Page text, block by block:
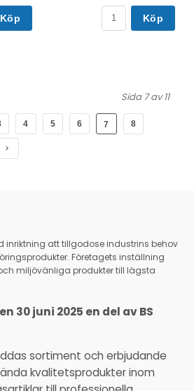
Köp Köp
Sida 7 av 11
4 5 6 7 8
inriktning att tillgodose industrins behov
Företagets inställning
miljövänliga produkter till lägsta
30 juni 2025 en del av BS
sortiment och erbjudande
kvalitetsprodukter inom